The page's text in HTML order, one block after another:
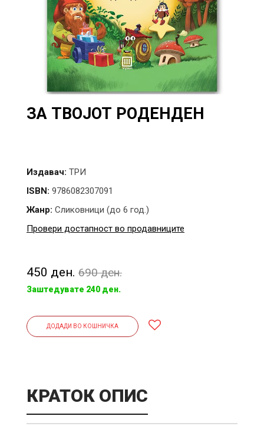
ЗА ТВОЈОТ РОДЕНДЕН
Издавач: ТРИ
ISBN: 9786082307091
Жанр: Сликовници (до 6 год.)
Провери достапност во продавниците
450 ден. 690 ден.
Заштедувате 240 ден.
ДОДАДИ ВО КОШНИЧКА
КРАТОК ОПИС